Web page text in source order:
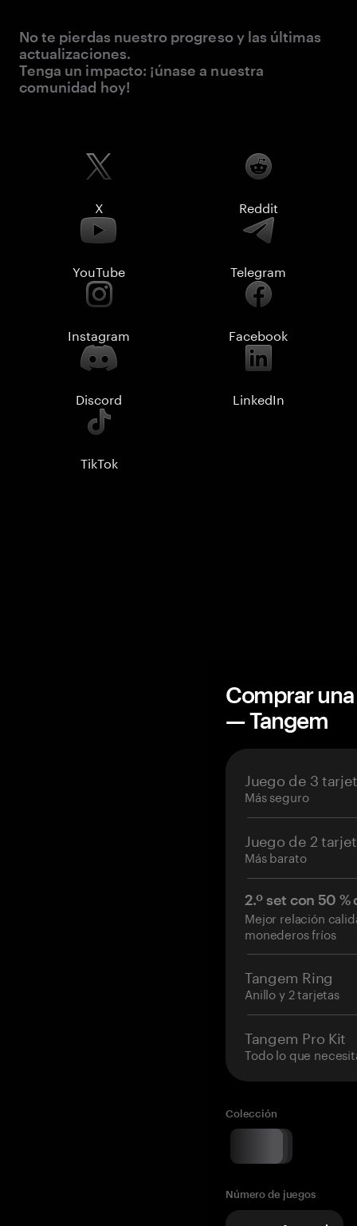
No te pierdas nuestro progreso y las últimas
actualizaciones.
Tenga un impacto: ¡únase a nuestra
comunidad hoy!
X Reddit
YouTube Telegram
Instagram Facebook
Discord LinkedIn
TikTok
Comprar
— Tangem
Juego de 3
Más seguro
Juego de 2
Más barato
2.º set con 50
Mejor relación
monederos fríos
Tangem Ring
Anillo y 2 tarjetas
Tangem Pro Kit
Todo lo que
Colección
Número de juegos